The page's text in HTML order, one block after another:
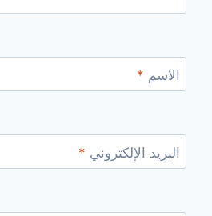
الاسم *
البريد الإلكتروني *